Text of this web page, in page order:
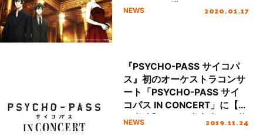
トのための描き下ろしイラス
NEWS 2020.01.17
『PSYCHO-PASS サイコパ
ス』初のオーケストラコンサ
ート「PSYCHO-PASS サイ
コパス IN CONCERT」に【声
の出演】として常守朱(CV 花
NEWS 2019.11.24